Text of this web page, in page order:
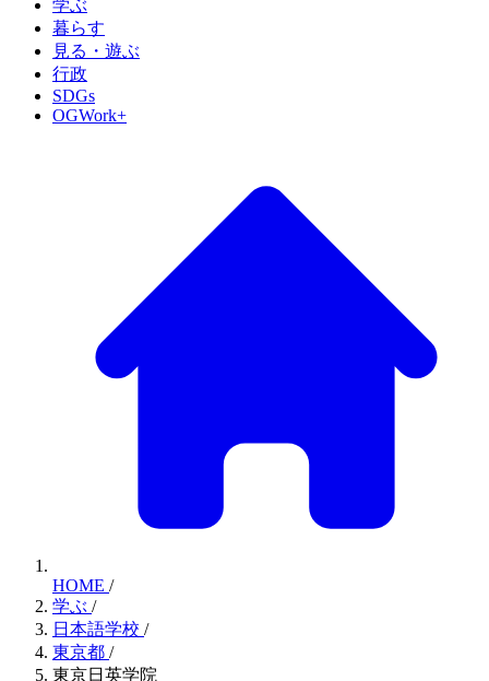
学ぶ
暮らす
見る・遊ぶ
行政
SDGs
OGWork+
HOME /
学ぶ /
日本語学校 /
東京都 /
東京日英学院